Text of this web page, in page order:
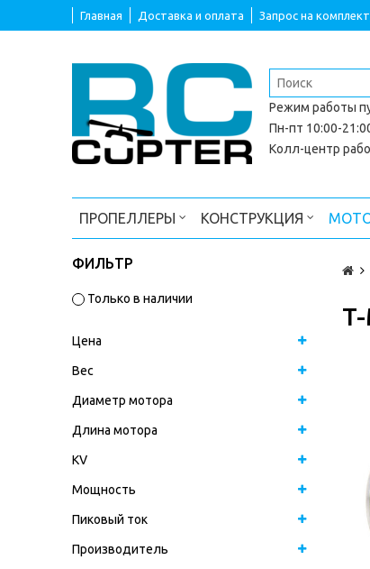
Главная Доставка и оплата Запрос на
Режим работы
Пн-пт 10:00-
Колл-центр
ПРОПЕЛЛЕРЫ КОНСТРУКЦИЯ
ФИЛЬТР
Только в наличии
Цена
Вес
Диаметр мотора
Длина мотора
KV
Мощность
Пиковый ток
Производитель